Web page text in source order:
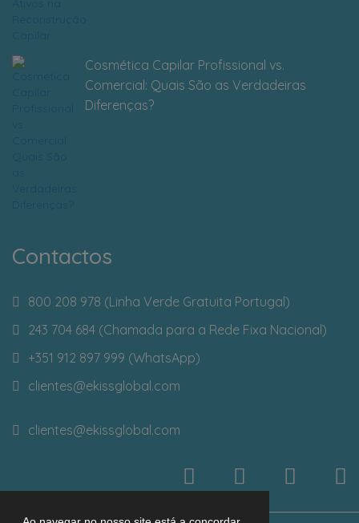
Cosmética Capilar Profissional vs.
Comercial: Quais São as Verdadeiras
Diferenças?
Contactos
800 208 978 (Linha Verde Gratuita Portugal)
243 704 684 (Chamada para a Rede Fixa Nacional)
+351 912 897 999 (WhatsApp)
clientes@ekissglobal.com
clientes@ekissglobal.com